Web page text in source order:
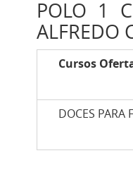
POLO 1
ALFREDO
Cursos
DOCES PARA